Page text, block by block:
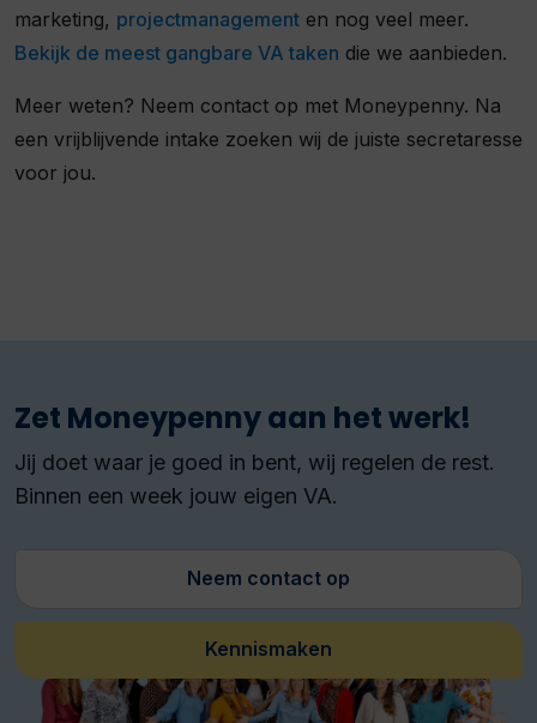
marketing, projectmanagement en nog veel meer.
Bekijk de meest gangbare VA taken die we aanbieden.
Meer weten? Neem contact op met Moneypenny. Na
een vrijblijvende intake zoeken wij de juiste secretaresse
voor jou.
Zet Moneypenny aan het werk!
Jij doet waar je goed in bent, wij regelen de rest.
Binnen een week jouw eigen VA.
Neem contact op
Kennismaken